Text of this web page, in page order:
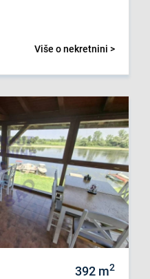
Više o nekretnini >
392 m2